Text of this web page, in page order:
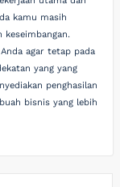
kamu masih
agar tetap pada
yang yang
penghasilan
bisnis yang lebih